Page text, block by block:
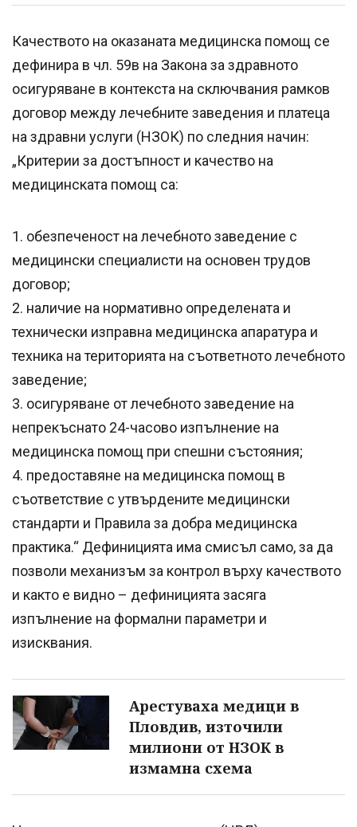
Качеството на оказаната медицинска помощ се
дефинира в чл. 59в на Закона за здравното
осигуряване в контекста на сключвания рамков
договор между лечебните заведения и платеца
на здравни услуги (НЗОК) по следния начин:
„Критерии за достъпност и качество на
медицинската помощ са:
1. обезпеченост на лечебното заведение с
медицински специалисти на основен трудов
договор;
2. наличие на нормативно определената и
технически изправна медицинска апаратура и
техника на територията на съответното лечебното
заведение;
3. осигуряване от лечебното заведение на
непрекъснато 24-часово изпълнение на
медицинска помощ при спешни състояния;
4. предоставяне на медицинска помощ в
съответствие с утвърдените медицински
стандарти и Правила за добра медицинска
практика.“ Дефиницията има смисъл само, за да
позволи механизъм за контрол върху качеството
и както е видно – дефиницията засяга
изпълнение на формални параметри и
изисквания.
Арестуваха медици в
Пловдив, източили
милиони от НЗОК в
измамна схема